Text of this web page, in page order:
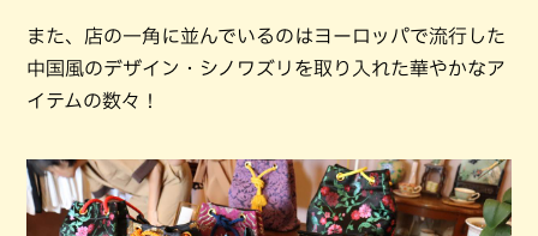
また、店の一角に並んでいるのはヨーロッパで流行した
中国風のデザイン・シノワズリを取り入れた華やかなア
イテムの数々！